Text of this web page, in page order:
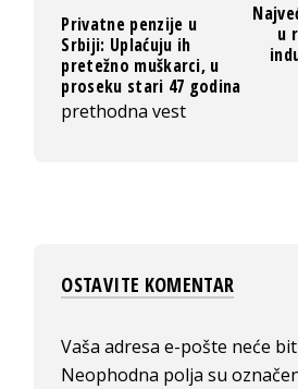
Privatne penzije u
Srbiji: Uplaćuju ih
pretežno muškarci, u
proseku stari 47 godina
prethodna vest
u
OSTAVITE KOMENTAR
Vaša adresa e-pošte neće
Neophodna polja su